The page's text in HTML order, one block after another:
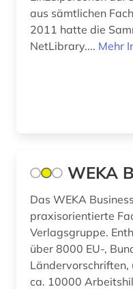
aus sämtlichen
2011 hatte die
NetLibrary.... Mehr
WEKA
Das WEKA
praxisorientierte
Verlagsgruppe.
über 8000 EU-,
Ländervorschriften,
ca. 10000